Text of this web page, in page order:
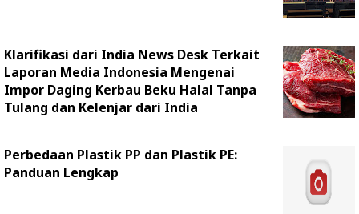
Klarifikasi dari India News Desk Terkait
Laporan Media Indonesia Mengenai
Impor Daging Kerbau Beku Halal Tanpa
Tulang dan Kelenjar dari India
Perbedaan Plastik PP dan Plastik PE:
Panduan Lengkap